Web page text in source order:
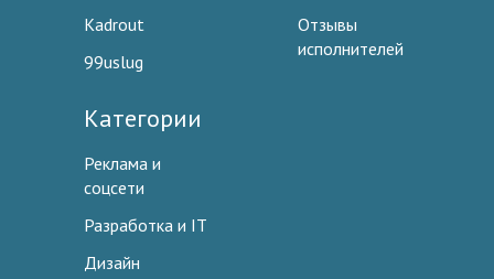
Kadrout
99uslug
Отзывы
исполнителей
Категории
Реклама и
соцсети
Разработка и IT
Дизайн